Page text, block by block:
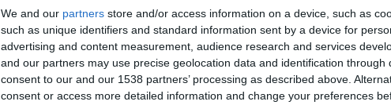
We and our partners store and/or access information on a device, such as
such as unique identifiers and standard information sent by a device for
advertising and content measurement, audience research and services
and our partners may use precise geolocation data and identification through
consent to our and our 1538 partners’ processing as described above.
consent or access more detailed information and change your preferences
Sobrealimentación Turbo de doble
Número de cilindros 8
Número de válvulas por cilindro 4